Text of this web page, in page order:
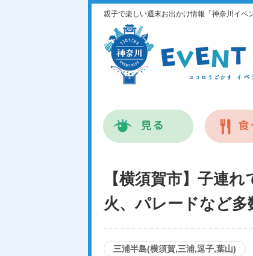
親子で楽しい週末お出かけ情報「神奈川イベ
【横須賀市】子連
火、パレードなど多
三浦半島(横須賀,三浦,逗子,葉山)